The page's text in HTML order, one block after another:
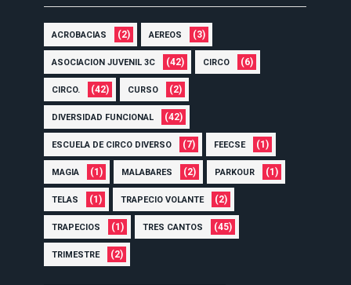
ACROBACIAS (2) AEREOS (3)
ASOCIACION JUVENIL 3C (42) CIRCO (6)
CIRCO. (42) CURSO (2)
DIVERSIDAD FUNCIONAL (42)
ESCUELA DE CIRCO DIVERSO (7) FEECSE (1)
MAGIA (1) MALABARES (2) PARKOUR (1)
TELAS (1) TRAPECIO VOLANTE (2)
TRAPECIOS (1) TRES CANTOS (45)
TRIMESTRE (2)